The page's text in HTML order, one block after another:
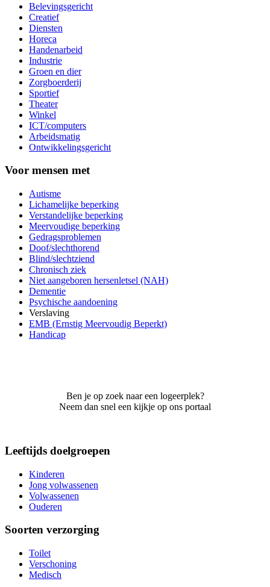
Belevingsgericht
Creatief
Diensten
Horeca
Handenarbeid
Industrie
Groen en dier
Zorgboerderij
Sportief
Theater
Winkel
ICT/computers
Arbeidsmatig
Ontwikkelingsgericht
Voor mensen met
Autisme
Lichamelijke beperking
Verstandelijke beperking
Meervoudige beperking
Gedragsproblemen
Doof/slechthorend
Blind/slechtziend
Chronisch ziek
Niet aangeboren hersenletsel (NAH)
Dementie
Psychische aandoening
Verslaving
EMB (Ernstig Meervoudig Beperkt)
Handicap
Ben je op zoek naar een logeerplek?
Neem dan snel een kijkje op ons portaal
Leeftijds doelgroepen
Kinderen
Jong volwassenen
Volwassenen
Ouderen
Soorten verzorging
Toilet
Verschoning
Medisch